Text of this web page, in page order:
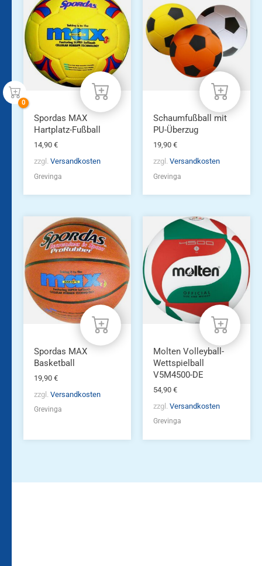
Spordas MAX
Hartplatz-Fußball
14,90 €
zzgl. Versandkosten
Grevinga
Schaumfußball mit
PU-Überzug
19,90 €
zzgl. Versandkosten
Grevinga
Spordas MAX
Basketball
19,90 €
zzgl. Versandkosten
Grevinga
Molten Volleyball-
Wettspielball
V5M4500-DE
54,90 €
zzgl. Versandkosten
Grevinga